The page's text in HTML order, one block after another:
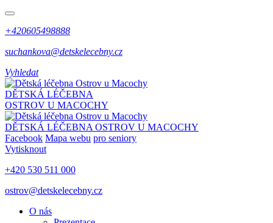
+420605498888
suchankova@detskelecebny.cz
Vyhledat
DĚTSKÁ LÉČEBNA
OSTROV U MACOCHY
DĚTSKÁ LÉČEBNA OSTROV U MACOCHY
Facebook Mapa webu pro seniory
Vytisknout
+420 530 511 000
ostrov@detskelecebny.cz
O nás